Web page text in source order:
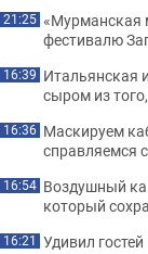
21:25 «Мурманская
фестивалю
16:39 Итальянская
сыром из
16:36 Маскируем
справляемся
16:54 Воздушный
который
16:21 Удивил